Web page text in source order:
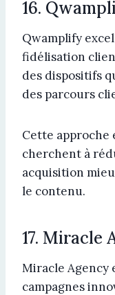
16.
Qwamplify
fidélisation
des dispositifs
des parcours
Cette approche
cherchent à
acquisition
le contenu.
17. Miracle
Miracle Agency
campagnes